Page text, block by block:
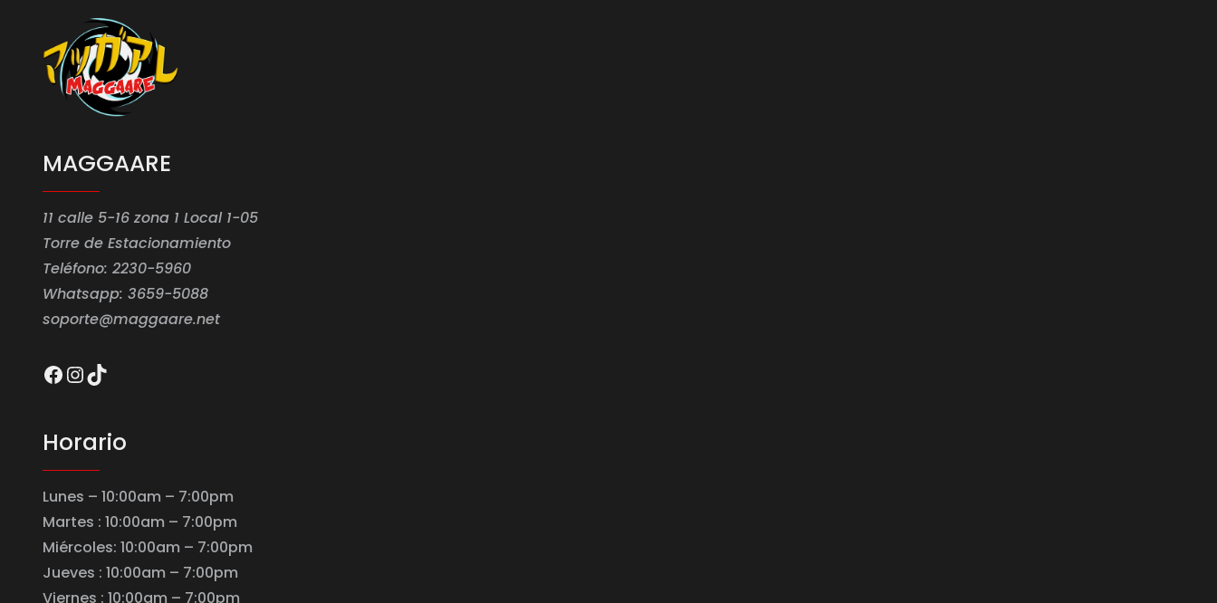
MAGGAARE
11 calle 5-16 zona 1 Local 1-05
Torre de Estacionamiento
Teléfono: 2230-5960
Whatsapp: 3659-5088
soporte@maggaare.net
Facebook
Instagram
TikTok
Horario
Lunes – 10:00am – 7:00pm
Martes : 10:00am – 7:00pm
Miércoles: 10:00am – 7:00pm
Jueves : 10:00am – 7:00pm
Viernes : 10:00am – 7:00pm